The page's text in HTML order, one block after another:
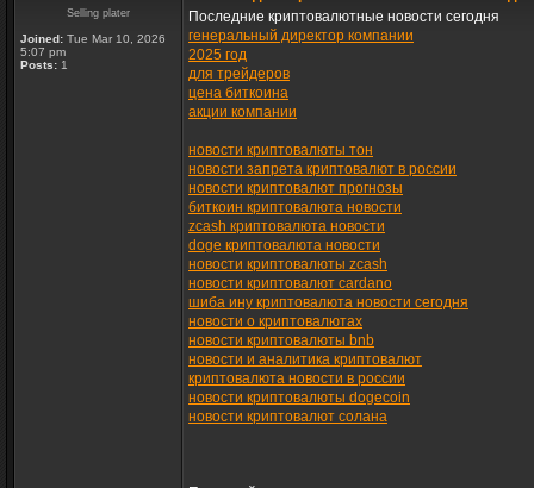
Selling plater
Joined: Tue Mar 10, 2026
5:07 pm
Posts: 1
Последние криптовалютные новости сегодня
генеральный директор компании
2025 год
для трейдеров
цена биткоина
акции компании
новости криптовалюты тон
новости запрета криптовалют в россии
новости криптовалют прогнозы
биткоин криптовалюта новости
zcash криптовалюта новости
doge криптовалюта новости
новости криптовалюты zcash
новости криптовалют cardano
шиба ину криптовалюта новости сегодня
новости о криптовалютах
новости криптовалюты bnb
новости и аналитика криптовалют
криптовалюта новости в россии
новости криптовалюты dogecoin
новости криптовалют солана